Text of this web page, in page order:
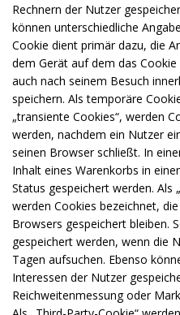
Rechnern der Nutzer
können unterschiedliche
Cookie dient primär dazu, die
dem Gerät auf dem das
auch nach seinem Besuch
speichern. Als temporäre
„transiente Cookies“, werden
werden, nachdem ein Nutzer
seinen Browser schließt. In
Inhalt eines Warenkorbs in
Status gespeichert werden. Als
werden Cookies bezeichnet,
Browsers gespeichert bleiben.
gespeichert werden, wenn die
Tagen aufsuchen. Ebenso
Interessen der Nutzer
Reichweitenmessung oder